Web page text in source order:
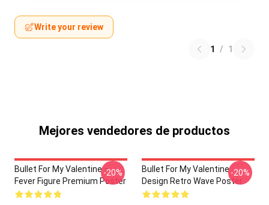
Write your review
1 / 1
Mejores vendedores de productos
Bullet For My Valentine –
Fever Figure Premium Poster
-20%
Bullet For My Valentine
Design Retro Wave Poster
-20%